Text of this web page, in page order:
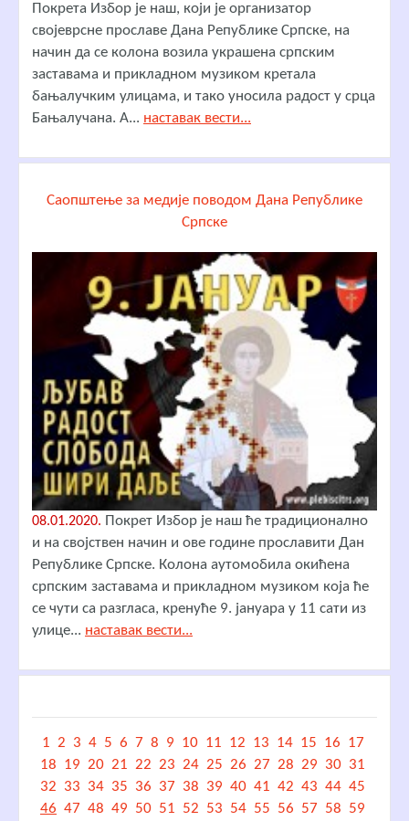
Покрета Избор је наш, који је организатор
својеврсне прославе Дана Републике Српске, на
начин да се колона возила украшена српским
заставама и прикладном музиком кретала
бањалучким улицама, и тако уносила радост у срца
Бањалучана. А... наставак вести...
Саопштење за медије поводом Дана Републике
Српске
08.01.2020. Покрет Избор је наш ће традиционално
и на својствен начин и ове године прославити Дан
Републике Српске. Колона аутомобила окићена
српским заставама и прикладном музиком која ће
се чути са разгласа, кренуће 9. јануара у 11 сати из
улице... наставак вести...
1 2 3 4 5 6 7 8 9 10 11 12 13 14 15 16 17
18 19 20 21 22 23 24 25 26 27 28 29 30 31
32 33 34 35 36 37 38 39 40 41 42 43 44 45
46 47 48 49 50 51 52 53 54 55 56 57 58 59